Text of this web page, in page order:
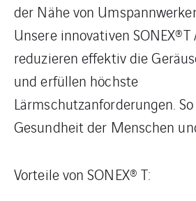
der Nähe von
Unsere innovativen
reduzieren effektiv die
und erfüllen höchste
Lärmschutzanforderungen.
Gesundheit der Menschen
Vorteile von SONEX® T: